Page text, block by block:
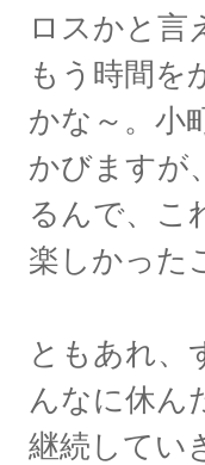
ロスかと言
もう時間を
かな～。小
かびますが
るんで、こ
楽しかった
ともあれ、
んなに休ん
継続してい